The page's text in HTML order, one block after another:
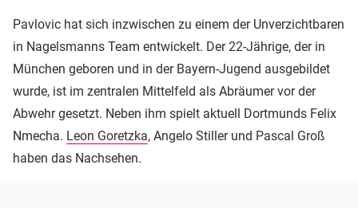
Pavlovic hat sich inzwischen zu einem der Unverzichtbaren
in Nagelsmanns Team entwickelt. Der 22-Jährige, der in
München geboren und in der Bayern-Jugend ausgebildet
wurde, ist im zentralen Mittelfeld als Abräumer vor der
Abwehr gesetzt. Neben ihm spielt aktuell Dortmunds Felix
Nmecha. Leon Goretzka, Angelo Stiller und Pascal Groß
haben das Nachsehen.